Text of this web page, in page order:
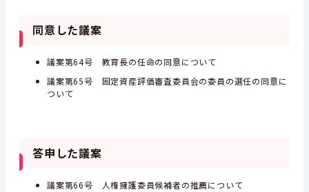
同意した議案
議案第64号 教育長の任命の同意について
議案第65号 固定資産評価審査委員会の委員の選任の同意に
ついて
答申した議案
議案第66号 人権擁護委員候補者の推薦について